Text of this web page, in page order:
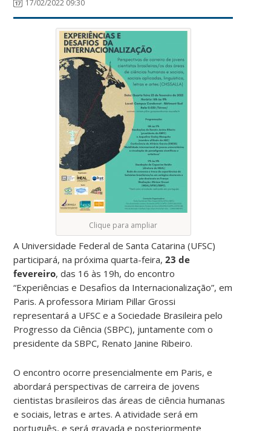
17/02/2022 09:30
Clique para ampliar
A Universidade Federal de Santa Catarina (UFSC)
participará, na próxima quarta-feira,23 de
fevereiro, das 16 às 19h, do encontro
“Experiências e Desafios da Internacionalização”, em
Paris. A professora Miriam Pillar Grossi
representará a UFSC e a Sociedade Brasileira pelo
Progresso da Ciência (SBPC), juntamente com o
presidente da SBPC, Renato Janine Ribeiro.
O encontro ocorre presencialmente em Paris, e
abordará perspectivas de carreira de jovens
cientistas brasileiros das áreas de ciência humanas
e sociais, letras e artes. A atividade será em
português, e será gravada e posteriormente